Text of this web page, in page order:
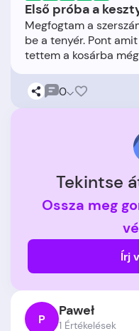
Első próba a
Megfogtam a
be a tenyér. Pont
0
Tekintse
Ossza meg
Írj
P Paweł
1 Értékelések